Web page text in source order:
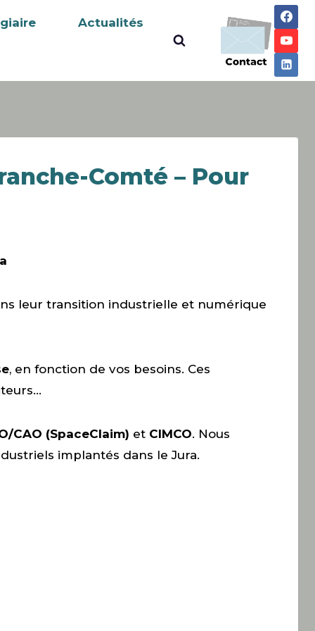
Actualités
Comté – Pour
leur transition industrielle et numérique
, en fonction de vos besoins. Ces
CAO (SpaceClaim) et CIMCO. Nous
implantés dans le Jura.